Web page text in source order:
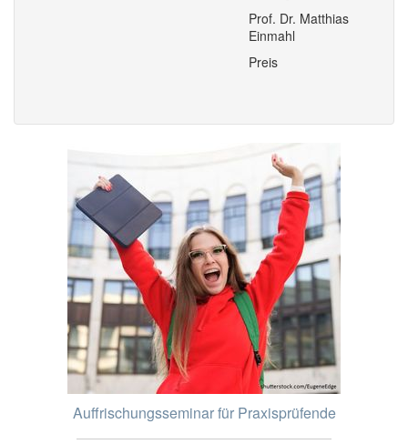
Prof. Dr. Matthias
Einmahl
Preis
Auffrischungsseminar für Praxisprüfende